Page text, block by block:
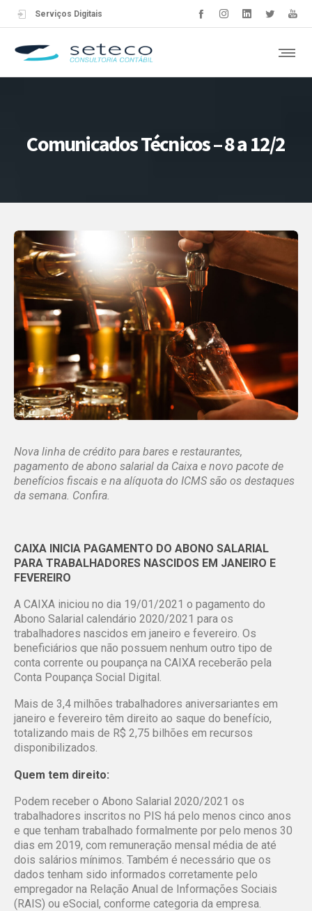
Serviços Digitais
Comunicados Técnicos – 8 a 12/2
Nova linha de crédito para bares e restaurantes,
pagamento de abono salarial da Caixa e novo pacote de
benefícios fiscais e na alíquota do ICMS são os destaques
da semana. Confira.
CAIXA INICIA PAGAMENTO DO ABONO SALARIAL
PARA TRABALHADORES NASCIDOS EM JANEIRO E
FEVEREIRO
A CAIXA iniciou no dia 19/01/2021 o pagamento do
Abono Salarial calendário 2020/2021 para os
trabalhadores nascidos em janeiro e fevereiro. Os
beneficiários que não possuem nenhum outro tipo de
conta corrente ou poupança na CAIXA receberão pela
Conta Poupança Social Digital.
Mais de 3,4 milhões trabalhadores aniversariantes em
janeiro e fevereiro têm direito ao saque do benefício,
totalizando mais de R$ 2,75 bilhões em recursos
disponibilizados.
Quem tem direito:
Podem receber o Abono Salarial 2020/2021 os
trabalhadores inscritos no PIS há pelo menos cinco anos
e que tenham trabalhado formalmente por pelo menos 30
dias em 2019, com remuneração mensal média de até
dois salários mínimos. Também é necessário que os
dados tenham sido informados corretamente pelo
empregador na Relação Anual de Informações Sociais
(RAIS) ou eSocial, conforme categoria da empresa.